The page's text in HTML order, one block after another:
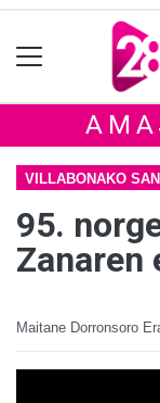
VILLABONAKO
95.
Zanaren
Maitane Dorronsoro